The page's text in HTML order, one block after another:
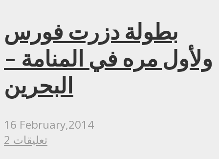
بطولة دزرت فورس
ولأول مره في المنامة –
البحرين
16 February,2014
2 تعليقات